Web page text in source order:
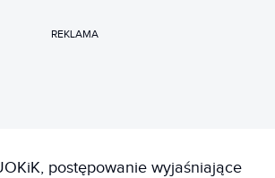
REKLAMA
postępowanie wyjaśniające